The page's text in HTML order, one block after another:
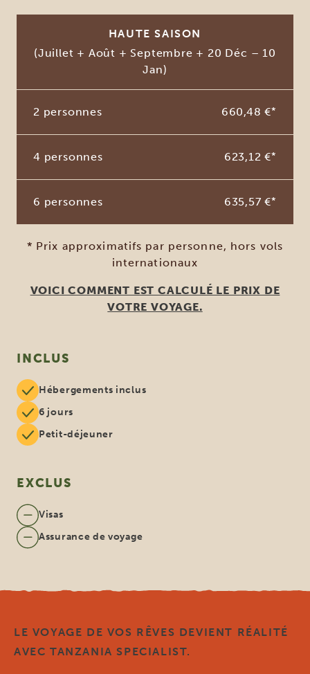
HAUTE SAISON
(Juillet + Août + Septembre + 20 Déc – 10
Jan)
2 personnes 660,48 €*
4 personnes 623,12 €*
6 personnes 635,57 €*
* Prix approximatifs par personne, hors vols
internationaux
VOICI COMMENT EST CALCULÉ LE PRIX DE
VOTRE VOYAGE.
INCLUS
Hébergements inclus
6 jours
Petit-déjeuner
EXCLUS
Visas
Assurance de voyage
LE VOYAGE DE VOS RÊVES DEVIENT RÉALITÉ
AVEC TANZANIA SPECIALIST.